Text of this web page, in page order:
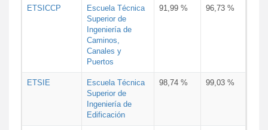
ETSICCP
Escuela Técnica
Superior de
Ingeniería de
Caminos,
Canales y
Puertos
91,99 % 96,73 %
ETSIE
Escuela Técnica
Superior de
Ingeniería de
Edificación
98,74 % 99,03 %